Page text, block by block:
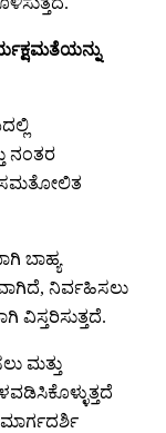
ನಂತರ
ಸಮತೋಲಿತ
ಬಾಹ್ಯ
ನಿರ್ವಹಿಸಲು
ವಿಸ್ತರಿಸುತ್ತದೆ.
ಮತ್ತು
ಮಾರ್ಗದರ್ಶಿ